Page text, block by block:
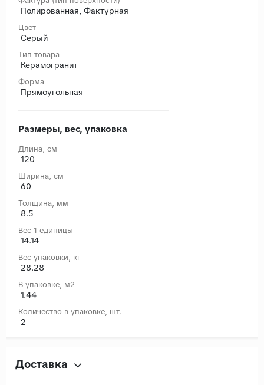
Полированная, Фактурная
Цвет
Серый
Тип товара
Керамогранит
Форма
Прямоугольная
Размеры, вес, упаковка
Длина, cм
120
Ширина, cм
60
Толщина, мм
8.5
Вес 1 единицы
14.14
Вес упаковки, кг
28.28
В упаковке, м2
1.44
Количество в упаковке, шт.
2
Доставка